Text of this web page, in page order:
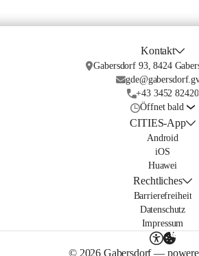
Kontakt
Gabersdorf 93, 8424
+43 3452 82420
Öffnet bald
CITIES-App
Android
iOS
Huawei
Rechtliches
Barrierefreiheit
Datenschutz
Impressum
© 2026 Gabersdorf —